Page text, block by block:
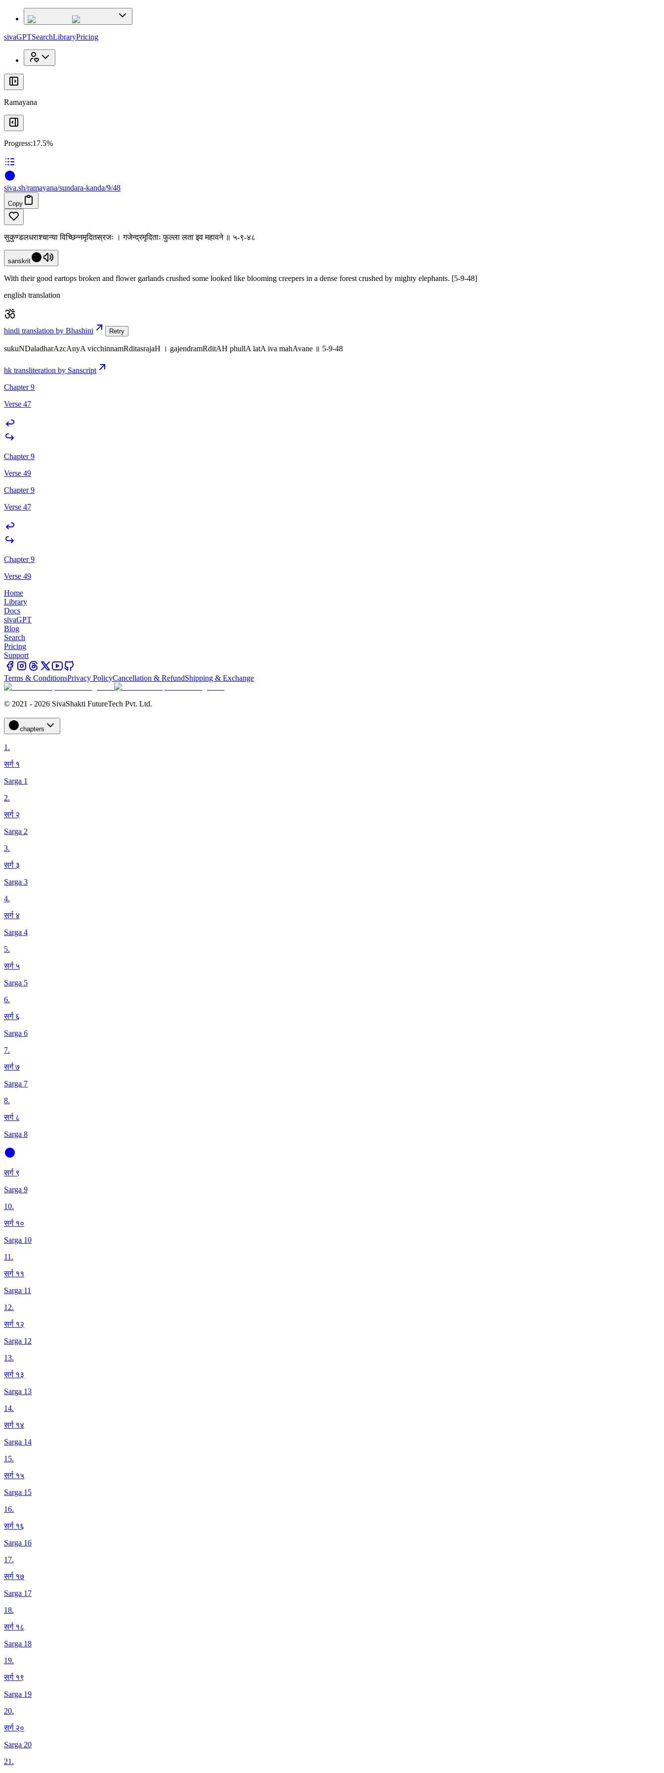
sivaGPTSearchLibraryPricing
Ramayana
Progress:17.5%
siva.sh/ramayana/sundara-kanda/9/48
Copy
सुकुण्डलधराश्चान्या विच्छिन्नमृदितस्रजः । गजेन्द्रमृदिताः फुल्ला लता इव महावने ॥ ५-९-४८
sanskrit
With their good eartops broken and flower garlands crushed some looked like blooming creepers in a dense forest crushed by mighty elephants. [5-9-48]
english translation
hindi translation by Bhashini Retry
sukuNDaladharAzcAnyA vicchinnamRditasrajaH । gajendramRditAH phullA latA iva mahAvane ॥ 5-9-48
hk transliteration by Sanscript
Chapter 9
Verse 47
Chapter 9
Verse 49
Chapter 9
Verse 47
Chapter 9
Verse 49
Home
Library
Docs
sivaGPT
Blog
Search
Pricing
Support
Terms & ConditionsPrivacy PolicyCancellation & RefundShipping & Exchange
© 2021 - 2026 SivaShakti FutureTech Pvt. Ltd.
chapters
1.
सर्ग १
Sarga 1
2.
सर्ग २
Sarga 2
3.
सर्ग ३
Sarga 3
4.
सर्ग ४
Sarga 4
5.
सर्ग ५
Sarga 5
6.
सर्ग ६
Sarga 6
7.
सर्ग ७
Sarga 7
8.
सर्ग ८
Sarga 8
सर्ग ९
Sarga 9
10.
सर्ग १०
Sarga 10
11.
सर्ग ११
Sarga 11
12.
सर्ग १२
Sarga 12
13.
सर्ग १३
Sarga 13
14.
सर्ग १४
Sarga 14
15.
सर्ग १५
Sarga 15
16.
सर्ग १६
Sarga 16
17.
सर्ग १७
Sarga 17
18.
सर्ग १८
Sarga 18
19.
सर्ग १९
Sarga 19
20.
सर्ग २०
Sarga 20
21.